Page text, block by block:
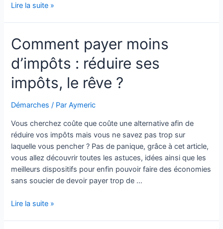
Et
Lyon
finançait
vos
Lire la suite »
Comment payer moins
d’impôts : réduire ses
impôts, le rêve ?
Démarches / ParAymeric
Vous cherchez coûte que coûte une alternative afin de
réduire vos impôts mais vous ne savez pas trop sur
laquelle vous pencher ? Pas de panique, grâce à cet article,
vous allez découvrir toutes les astuces, idées ainsi que les
meilleurs dispositifs pour enfin pouvoir faire des économies
sans soucier de devoir payer trop de …
Comment
Lire la suite »